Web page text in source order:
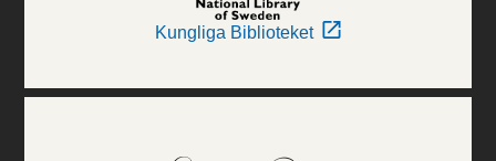
Kungliga Biblioteket